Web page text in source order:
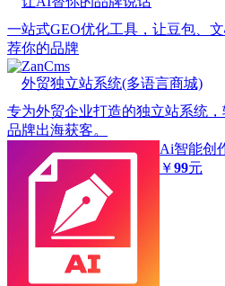
一站式GEO优化工具，让豆包、
荐你的品牌
ZanCms
外贸独立站系统(多语言商城)
专为外贸企业打造的独立站系统
品牌出海获客。
Ai智能创
￥99元